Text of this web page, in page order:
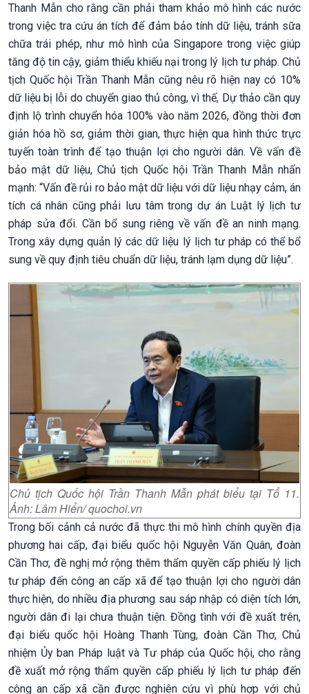
Thanh Mẫn cho rằng cần phải tham khảo mô hình các nước
trong việc tra cứu án tích để đảm bảo tính dữ liệu, tránh sữa
chữa trái phép, như mô hình của Singapore trong việc giúp
tăng độ tin cậy, giảm thiểu khiếu nại trong lý lịch tư pháp. Chủ
tịch Quốc hội Trần Thanh Mẫn cũng nêu rõ hiện nay có 10%
dữ liệu bị lỗi do chuyển giao thủ công, vì thế, Dự thảo cần quy
định lộ trình chuyển hóa 100% vào năm 2026, đồng thời đơn
giản hóa hồ sơ, giảm thời gian, thực hiện qua hình thức trực
tuyến toàn trình để tạo thuận lợi cho người dân. Về vấn đề
bảo mật dữ liệu, Chủ tịch Quốc hội Trần Thanh Mẫn nhấn
mạnh: “Vấn đề rủi ro bảo mật dữ liệu với dữ liệu nhạy cảm, án
tích cá nhân cũng phải lưu tâm trong dự án Luật lý lịch tư
pháp sửa đổi. Cần bổ sung riêng về vấn đề an ninh mạng.
Trong xây dựng quản lý các dữ liệu lý lịch tư pháp có thể bổ
sung về quy định tiêu chuẩn dữ liệu, tránh lạm dụng dữ liệu”.
Chủ tịch Quốc hội Trần Thanh Mẫn phát biểu tại Tổ 11.
Ảnh: Lâm Hiển/quochoi.vn
Trong bối cảnh cả nước đã thực thi mô hình chính quyền địa
phương hai cấp, đại biểu quốc hội Nguyễn Văn Quân, đoàn
Cần Thơ, đề nghị mở rộng thêm thẩm quyền cấp phiếu lý lịch
tư pháp đến công an cấp xã để tạo thuận lợi cho người dân
thực hiện, do nhiều địa phương sau sáp nhập có diện tích lớn,
người dân đi lại chưa thuận tiện. Đồng tình với đề xuất trên,
đại biểu quốc hội Hoàng Thanh Tùng, đoàn Cần Thơ, Chủ
nhiệm Ủy ban Pháp luật và Tư pháp của Quốc hội, cho rằng
đề xuất mở rộng thẩm quyền cấp phiếu lý lịch tư pháp đến
công an cấp xã cần được nghiên cứu vì phù hợp với chủ